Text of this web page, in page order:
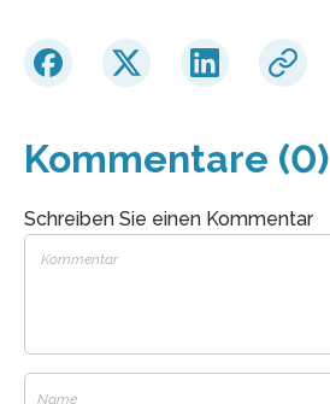
Kommentare (0)
Schreiben Sie einen Kommentar